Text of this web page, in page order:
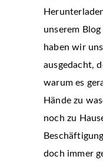
unserem
haben wir
ausgedacht,
warum es
Hände zu
noch zu
doch immer